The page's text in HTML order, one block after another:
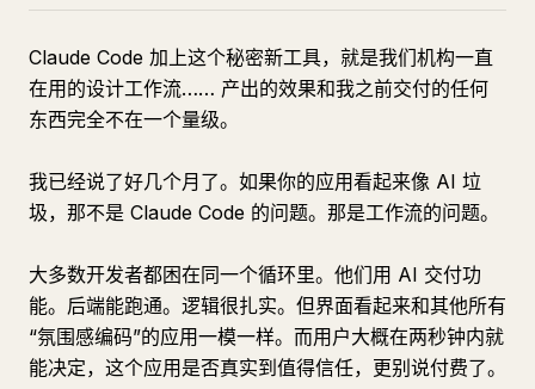
Claude Code 加上这个秘密新工具，就是我们机构一直
在用的设计工作流…… 产出的效果和我之前交付的任何
东西完全不在一个量级。
我已经说了好几个月了。如果你的应用看起来像 AI 垃
圾，那不是 Claude Code 的问题。那是工作流的问题。
大多数开发者都困在同一个循环里。他们用 AI 交付功
能。后端能跑通。逻辑很扎实。但界面看起来和其他所有
“氛围感编码”的应用一模一样。而用户大概在两秒钟内就
能决定，这个应用是否真实到值得信任，更别说付费了。